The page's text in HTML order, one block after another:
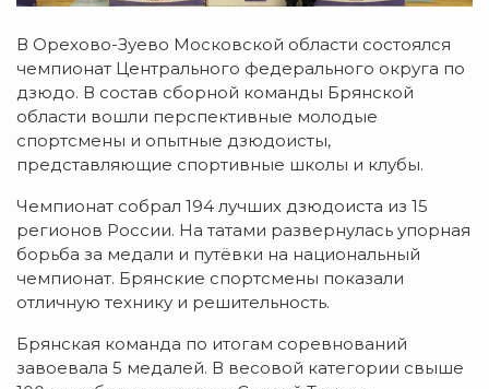
В Орехово-Зуево Московской области состоялся
чемпионат Центрального федерального округа по
дзюдо. В состав сборной команды Брянской
области вошли перспективные молодые
спортсмены и опытные дзюдоисты,
представляющие спортивные школы и клубы.
Чемпионат собрал 194 лучших дзюдоиста из 15
регионов России. На татами развернулась упорная
борьба за медали и путёвки на национальный
чемпионат. Брянские спортсмены показали
отличную технику и решительность.
Брянская команда по итогам соревнований
завоевала 5 медалей. В весовой категории свыше